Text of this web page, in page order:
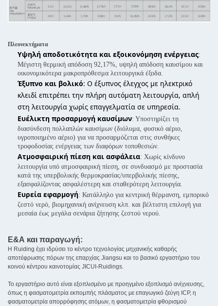
Πλεονεκτήματα
Υψηλή αποδοτικότητα και εξοικονόμηση ενέργειας:
Μέγιστη θερμική απόδοση 92,17%, υψηλή απόδοση καυσίμου και
οικονομικότερα μακροπρόθεσμα λειτουργικά έξοδα.
Έξυπνο και βολικό: Ο έξυπνος έλεγχος με ηλεκτρικό
κλειδί επιτρέπει την πλήρη αυτόματη λειτουργία, απλή
στη λειτουργία χωρίς επαγγελματία σε υπηρεσία.
Ευέλικτη προσαρμογή καυσίμων: Υποστηρίζει τη
διασύνδεση πολλαπλών καυσίμων (διόλυμα, φυσικό αέριο,
υγροποιημένο αέριο) για να προσαρμόζεται στις συνθήκες
τροφοδοσίας ενέργειας των διαφόρων τοποθεσιών.
Ατμοσφαιρική πίεση και ασφάλεια: Χωρίς κίνδυνο
λειτουργία υπό ατμοσφαιρική πίεση, σε συνδυασμό με προστασία
κατά της υπερβολικής θερμοκρασίας/υπερβολικής πίεσης,
εξασφαλίζοντας ασφαλέστερη και σταθερότερη λειτουργία.
Ευρεία εφαρμογή: Κατάλληλο για κεντρική θέρμανση, εμπορικό
ζεστό νερό, βιομηχανική ανίχνευση κλπ. και βέλτιστη επιλογή για
μεσαία έως μεγάλα σενάρια ζήτησης ζεστού νερού.
Ε&Α και παραγωγή:
Η Ruiding έχει ιδρύσει το κέντρο τεχνολογίας μηχανικής καθαρής
αποτέφρωσης πόρων της επαρχίας Jiangsu και το βασικό εργαστήριο του
κοινού κέντρου καινοτομίας JICUI-Ruidings.
Το εργαστήριο αυτό είναι εξοπλισμένο με προηγμένο εξοπλισμό ανίχνευσης,
όπως η φασματομετρία εκπομπής πλάσματος με επαγωγικό ζεύγη ICP, η
φασματομετρία απορρόφησης ατόμων, η φασματομετρία φθορισμού